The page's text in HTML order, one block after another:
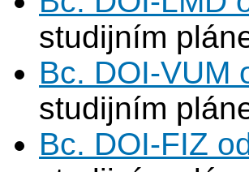
studijním
Bc. DOI-VUM
studijním
Bc. DOI-FIZ